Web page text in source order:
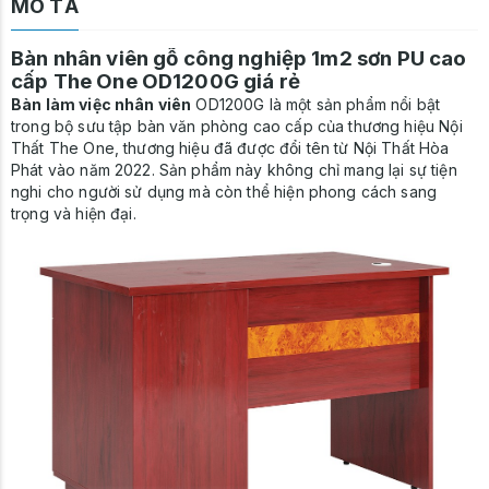
MÔ TẢ
Bàn nhân viên gỗ công nghiệp 1m2 sơn PU cao
cấp The One OD1200G giá rẻ
Bàn làm việc nhân viên OD1200G là một sản phẩm nổi bật
trong bộ sưu tập bàn văn phòng cao cấp của thương hiệu Nội
Thất The One, thương hiệu đã được đổi tên từ Nội Thất Hòa
Phát vào năm 2022. Sản phẩm này không chỉ mang lại sự tiện
nghi cho người sử dụng mà còn thể hiện phong cách sang
trọng và hiện đại.